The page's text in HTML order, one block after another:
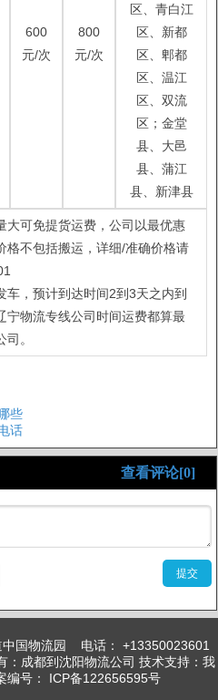
600
元/次
800
元/次
区、青白江
区、新都
区、郫都
区、温江
区、双流
区；金堂
县、大邑
县、蒲江
县、新津县
大可免提货运费，公司以最优惠
格不包括搬运，详细/准确价格请
车，预计到达时间2到3天之内到
宁物流专线公司时间运费都算最
。
些
话
查看评论[0]
中国物流园 电话： +13350023601
成都到沈阳物流公司 技术支持：我
编号： ICP备122656595号